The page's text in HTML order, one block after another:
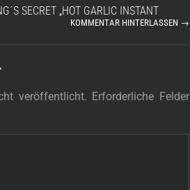
SECRET „HOT GARLIC INSTANT
KOMMENTAR HINTERLASSEN →
veröffentlicht. Erforderliche Felder